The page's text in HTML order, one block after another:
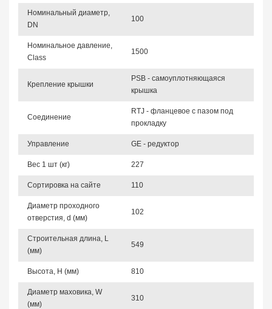
Номинальный диаметр,
DN
100
Номинальное давление,
Class
1500
Крепление крышки
PSB - самоуплотняющаяся
крышка
Соединение
RTJ - фланцевое с пазом под
прокладку
Управление GE - редуктор
Вес 1 шт (кг) 227
Сортировка на сайте 110
Диаметр проходного
отверстия, d (мм)
102
Строительная длина, L
(мм)
549
Высота, Н (мм) 810
Диаметр маховика, W
(мм)
310